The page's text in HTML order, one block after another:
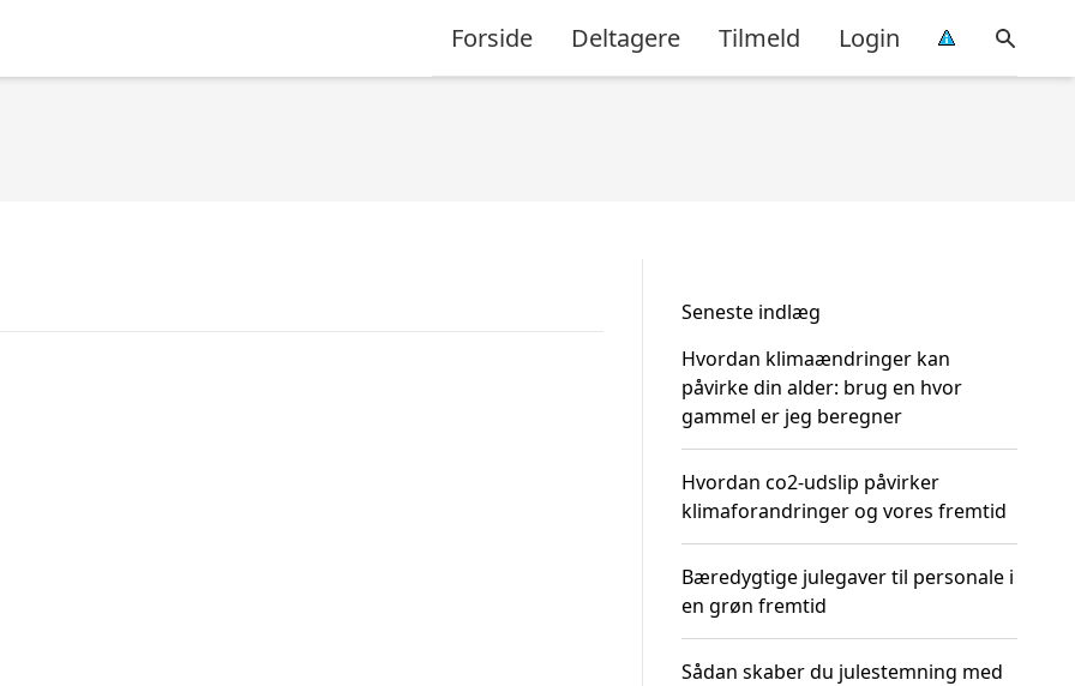
Forside Deltagere Tilmeld Login
Seneste indlæg
Hvordan klimaændringer kan
påvirke din alder: brug en hvor
gammel er jeg beregner
Hvordan co2-udslip påvirker
klimaforandringer og vores fremtid
Bæredygtige julegaver til personale i
en grøn fremtid
Sådan skaber du julestemning med